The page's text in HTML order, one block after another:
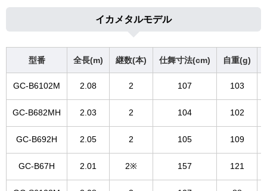
イカメタルモデル
型番 全長(m) 継数(本) 仕舞寸法(cm) 自重(g)
GC-B6102M 2.08 2 107 103
GC-B682MH 2.03 2 104 102
GC-B692H 2.05 2 105 109
GC-B67H 2.01 2※ 157 121